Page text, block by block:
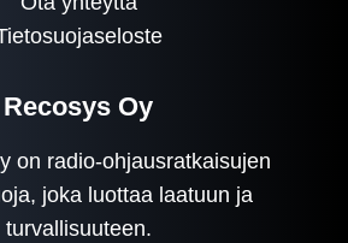
Recosys Oy
on radio-ohjausratkaisujen
joka luottaa laatuun ja
turvallisuuteen.